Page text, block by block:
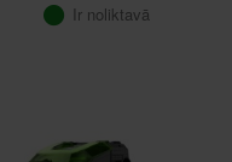
Ir noliktavā